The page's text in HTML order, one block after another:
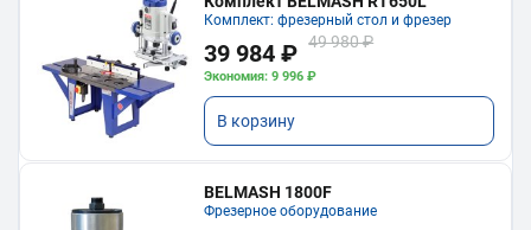
Комплект: фрезерный стол и фрезер
39 984 ₽ 49 980 ₽
Экономия: 9 996 ₽
В корзину
BELMASH 1800F
Фрезерное оборудование